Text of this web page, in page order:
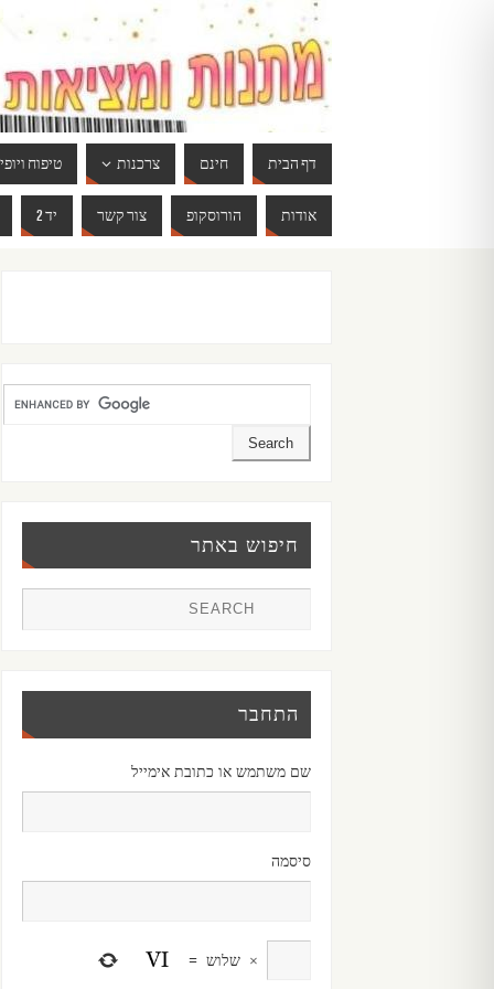
דף הבית חינם צרכנות טיפוח ויופי
אודות הורוסקופ צור קשר יד 2
חיפוש באתר
התחבר
שם משתמש או כתובת אימייל
סיסמה
× שלוש =